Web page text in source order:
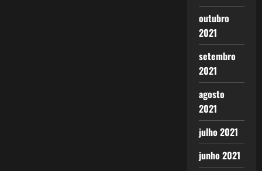
outubro
2021
setembro
2021
agosto
2021
julho 2021
junho 2021